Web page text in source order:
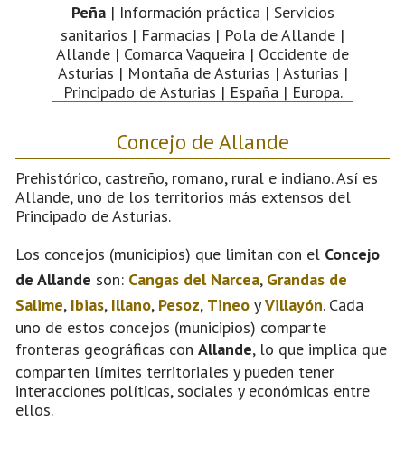
Peña| Información práctica | Servicios
sanitarios | Farmacias | Pola de Allande |
Allande | Comarca Vaqueira | Occidente de
Asturias | Montaña de Asturias | Asturias |
Principado de Asturias | España | Europa.
Concejo de Allande
Prehistórico, castreño, romano, rural e indiano. Así es
Allande, uno de los territorios más extensos del
Principado de Asturias.
Los concejos (municipios) que limitan con el Concejo
de Allande son: Cangas del Narcea, Grandas de
Salime, Ibias, Illano, Pesoz, Tineo yVillayón. Cada
uno de estos concejos (municipios) comparte
fronteras geográficas con Allande, lo que implica que
comparten límites territoriales y pueden tener
interacciones políticas, sociales y económicas entre
ellos.